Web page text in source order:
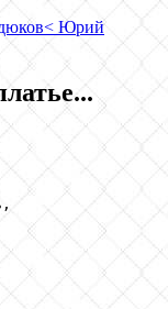
< Юрий